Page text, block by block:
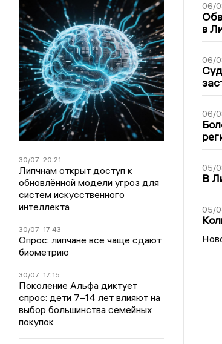
30/07 20:21
Липчнам открыт доступ к
обновлённой модели угроз для
систем искусственного
интеллекта
30/07 17:43
Опрос: липчане все чаще сдают
биометрию
30/07 17:15
Поколение Альфа диктует
спрос: дети 7–14 лет влияют на
выбор большинства семейных
покупок
06/
в
06/
06/
05/
В
05/